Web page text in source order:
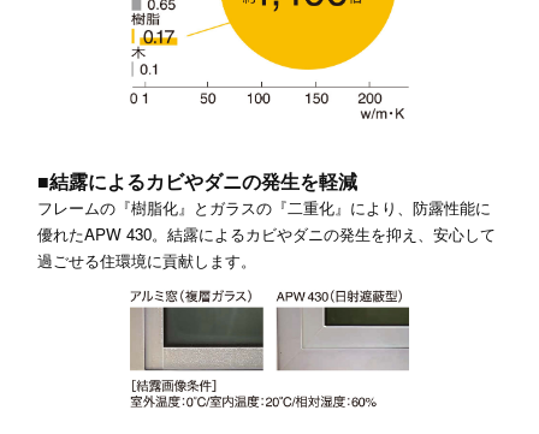
■結露によるカビやダニの発生を軽減
フレームの『樹脂化』とガラスの『二重化』により、防露性能に
優れたAPW 430。結露によるカビやダニの発生を抑え、安心して
過ごせる住環境に貢献します。